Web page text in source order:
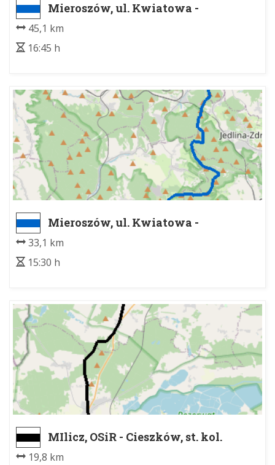
Mieroszów, ul. Kwiatowa -
PRZEŁĘCZ OKRAJ
45,1 km
16:45 h
Mieroszów, ul. Kwiatowa -
WAŁBRZYCH CENTRUM
33,1 km
15:30 h
MIlicz, OSiR - Cieszków, st. kol.
19,8 km